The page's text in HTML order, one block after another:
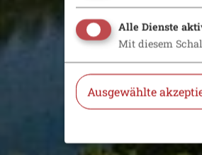
Alle Dienste
Mit diesem
Ausgewählte